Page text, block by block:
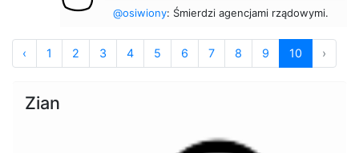
@osiwiony: Śmierdzi agencjami rządowymi.
‹ 1 2 3 4 5 6 7 8 9 10 ›
Zian